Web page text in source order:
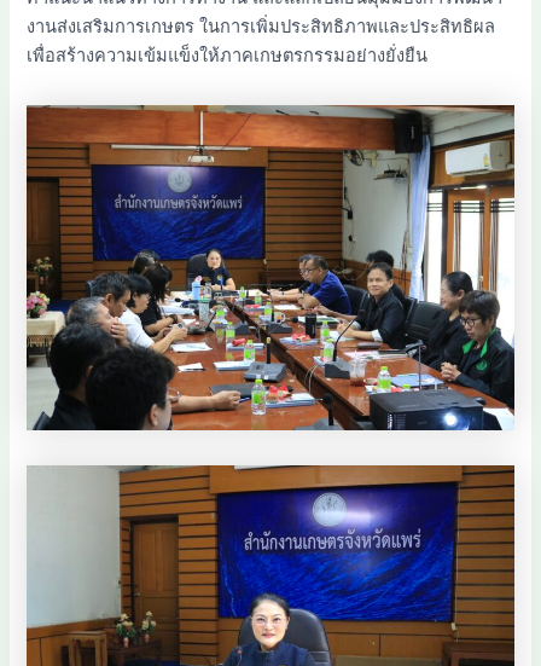
งานส่งเสริมการเกษตร ในการเพิ่มประสิทธิภาพและประสิทธิผล
เพื่อสร้างความเข้มแข็งให้ภาคเกษตรกรรมอย่างยั่งยืน